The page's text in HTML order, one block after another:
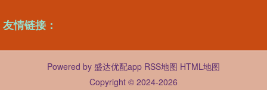
友情链接：
Powered by 盛达优配app RSS地图 HTML地图
Copyright © 2024-2026